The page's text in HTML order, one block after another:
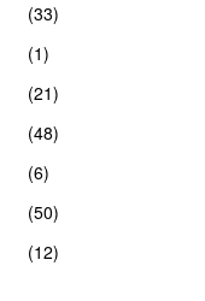
(33)
(1)
(21)
(48)
(6)
(50)
(12)